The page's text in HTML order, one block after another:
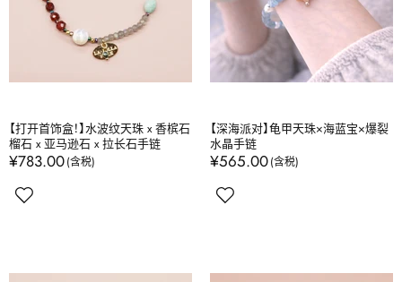
【打开首饰盒！】水波纹天珠 x 香槟石
榴石 x 亚马逊石 x 拉长石手链
¥783.00
【深海派对】龟甲天珠×海蓝宝×爆裂
水晶手链
¥565.00